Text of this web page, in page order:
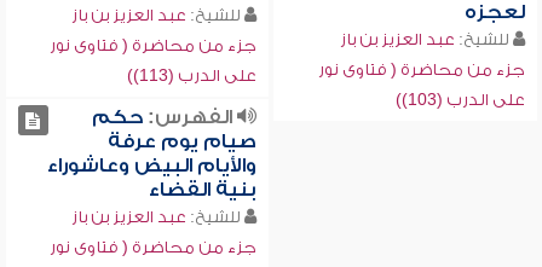
لعجزه
للشيخ: عبد العزيز بن باز
جزء من محاضرة ( فتاوى نور
على الدرب (103))
للشيخ: عبد العزيز بن باز
جزء من محاضرة ( فتاوى نور
على الدرب (113))
الفهرس:حكم
صيام يوم عرفة
والأيام البيض وعاشوراء
بنية القضاء
للشيخ: عبد العزيز بن باز
جزء من محاضرة ( فتاوى نور